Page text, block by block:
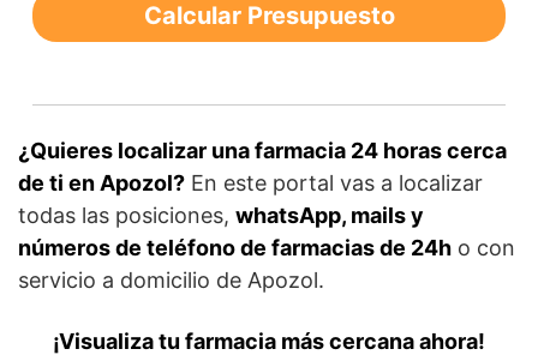
Calcular Presupuesto
¿Quieres localizar una farmacia 24 horas cerca
de ti en Apozol? En este portal vas a localizar
todas las posiciones, whatsApp, mails y
números de teléfono de farmacias de 24h o con
servicio a domicilio de Apozol.
¡Visualiza tu farmacia más cercana ahora!